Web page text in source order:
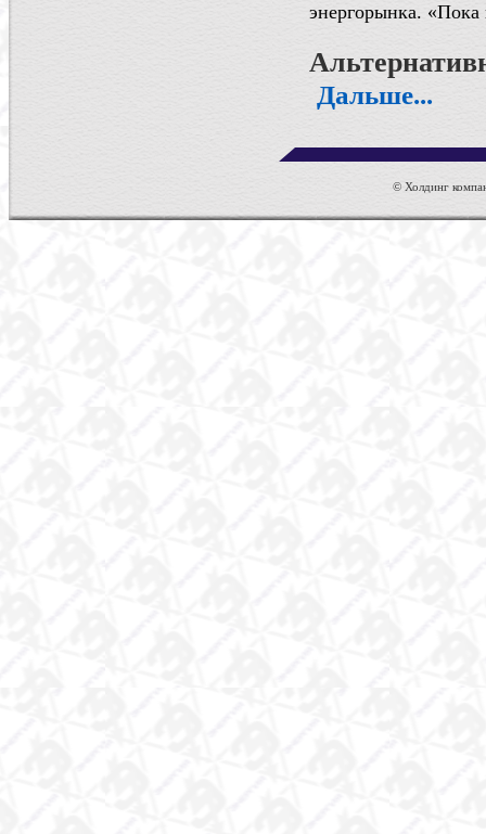
энергорынка. «Пока
Дальше...
© Холдинг